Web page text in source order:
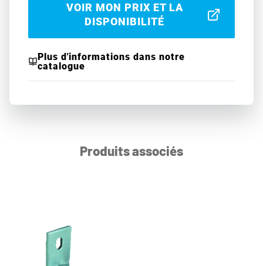
VOIR MON PRIX ET LA
DISPONIBILITÉ
Plus d'informations dans notre
catalogue
Produits associés